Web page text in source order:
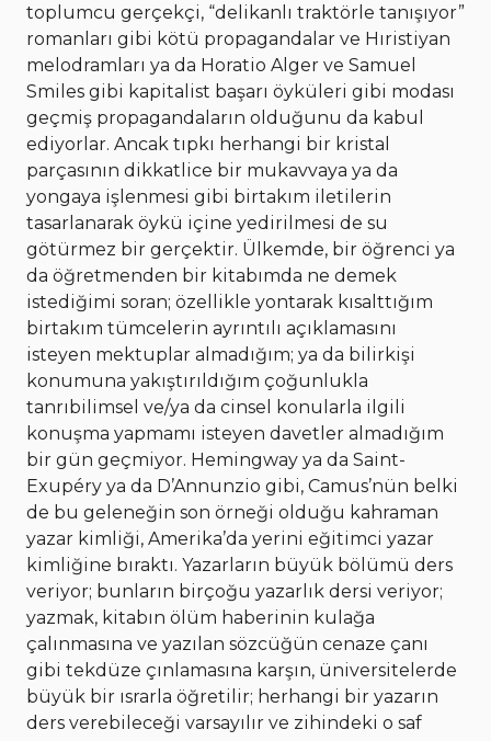
toplumcu gerçekçi, “delikanlı traktörle tanışıyor”
romanları gibi kötü propagandalar ve Hıristiyan
melodramları ya da Horatio Alger ve Samuel
Smiles gibi kapitalist başarı öyküleri gibi modası
geçmiş propagandaların olduğunu da kabul
ediyorlar. Ancak tıpkı herhangi bir kristal
parçasının dikkatlice bir mukavvaya ya da
yongaya işlenmesi gibi birtakım iletilerin
tasarlanarak öykü içine yedirilmesi de su
götürmez bir gerçektir. Ülkemde, bir öğrenci ya
da öğretmenden bir kitabımda ne demek
istediğimi soran; özellikle yontarak kısalttığım
birtakım tümcelerin ayrıntılı açıklamasını
isteyen mektuplar almadığım; ya da bilirkişi
konumuna yakıştırıldığım çoğunlukla
tanrıbilimsel ve/ya da cinsel konularla ilgili
konuşma yapmamı isteyen davetler almadığım
bir gün geçmiyor. Hemingway ya da Saint-
Exupéry ya da D’Annunzio gibi, Camus’nün belki
de bu geleneğin son örneği olduğu kahraman
yazar kimliği, Amerika’da yerini eğitimci yazar
kimliğine bıraktı. Yazarların büyük bölümü ders
veriyor; bunların birçoğu yazarlık dersi veriyor;
yazmak, kitabın ölüm haberinin kulağa
çalınmasına ve yazılan sözcüğün cenaze çanı
gibi tekdüze çınlamasına karşın, üniversitelerde
büyük bir ısrarla öğretilir; herhangi bir yazarın
ders verebileceği varsayılır ve zihindeki o saf